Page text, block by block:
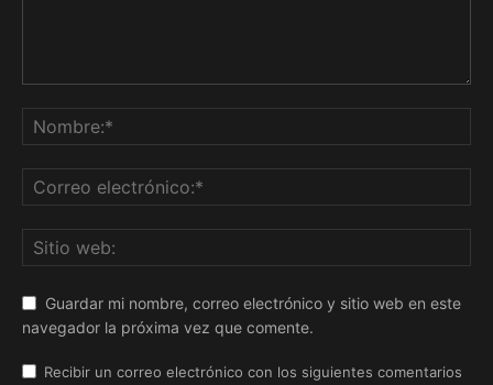
Guardar mi nombre, correo electrónico y sitio web en este
navegador la próxima vez que comente.
Recibir un correo electrónico con los siguientes comentarios